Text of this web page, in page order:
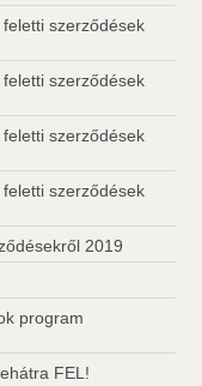
szerződések
szerződések
szerződések
szerződések
2019
program
FEL!